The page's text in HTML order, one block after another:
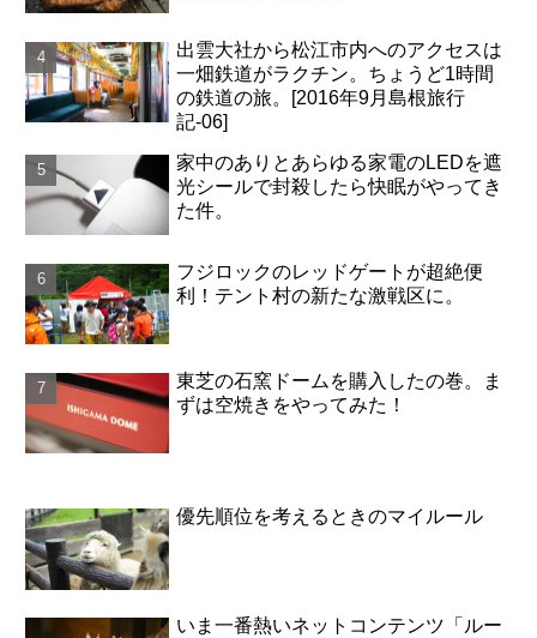
出雲大社から松江市内へのアクセスは
一畑鉄道がラクチン。ちょうど1時間
の鉄道の旅。[2016年9月島根旅行
記-06]
家中のありとあらゆる家電のLEDを遮
光シールで封殺したら快眠がやってき
た件。
フジロックのレッドゲートが超絶便
利！テント村の新たな激戦区に。
東芝の石窯ドームを購入したの巻。ま
ずは空焼きをやってみた！
優先順位を考えるときのマイルール
いま一番熱いネットコンテンツ「ルー